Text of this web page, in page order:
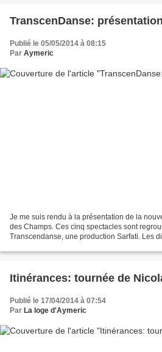
TranscenDanse: présentation
Publié le 05/05/2014 à 08:15
Par Aymeric
Je me suis rendu à la présentation de la
des Champs. Ces cinq spectacles sont
Transcendanse, une production Sarfati. Les
Itinérances: tournée de
Publié le 17/04/2014 à 07:54
Par La loge d'Aymeric